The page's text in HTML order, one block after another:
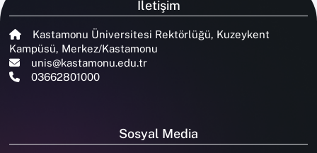
İletişim
Kastamonu Üniversitesi Rektörlüğü, Kuzeykent
Kampüsü, Merkez/Kastamonu
unis@kastamonu.edu.tr
03662801000
Sosyal Media